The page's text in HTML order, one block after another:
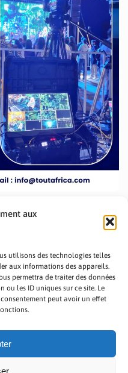
aux
utilisons des technologies telles
aux informations des appareils.
permettra de traiter des données
les ID uniques sur ce site. Le
peut avoir un effet
A PROPOS